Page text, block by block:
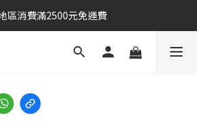
區消費滿2500元免運費